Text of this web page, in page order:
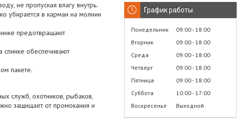
не пропуская влагу внутрь.
убирается в карман на молнии
предотвращают
спинке обеспечивают
пакете.
служб, охотников, рыбаков,
защищает от промокания и
График работы
Понедельник 09:00 18:00
Вторник
09:00 18:00
Среда
09:00 18:00
Четверг
09:00 18:00
Пятница
09:00 18:00
Суббота
10:00 17:00
Воскресенье
Выходной